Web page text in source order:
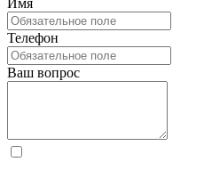
Имя
Телефон
Ваш вопрос